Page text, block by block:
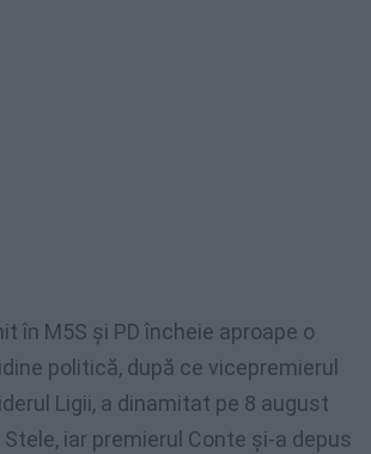
în M5S şi PD încheie aproape o
politică, după ce vicepremierul
Ligii, a dinamitat pe 8 august
iar premierul Conte şi-a depus